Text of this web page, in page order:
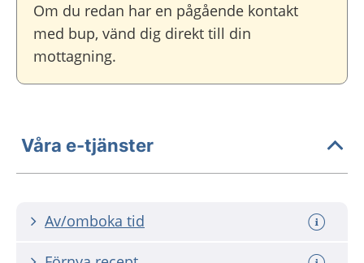
Om du redan har en pågående kontakt
med bup, vänd dig direkt till din
mottagning.
Våra e-tjänster
Av/omboka tid